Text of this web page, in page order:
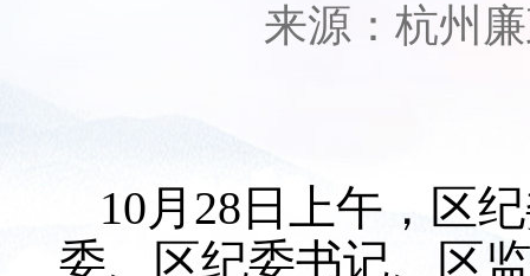
来源： 杭州
10月28日上午，区
委、区纪委书记、区